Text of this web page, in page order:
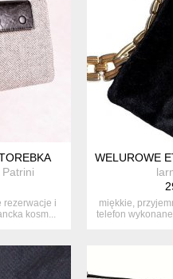
rezerwacje i
kosm...
WELUROWE
miękkie,
telefon wykonane